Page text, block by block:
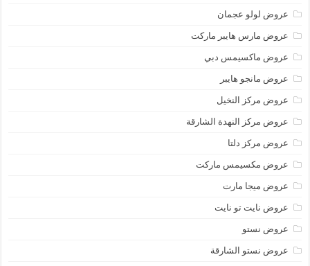
عروض لولو عجمان
عروض مارس هايبر ماركت
عروض ماكسيمس دبي
عروض مانجو هايبر
عروض مركز النخيل
عروض مركز النهدة الشارقة
عروض مركز دلتا
عروض مكسيمس ماركت
عروض ميجا مارت
عروض نايت تو نايت
عروض نستو
عروض نستو الشارقة